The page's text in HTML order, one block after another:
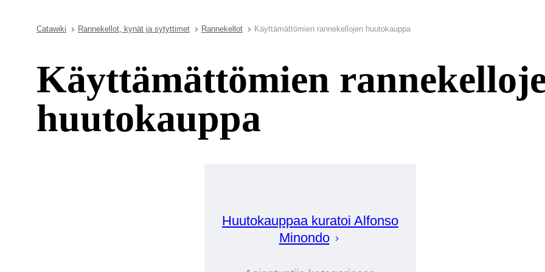
Catawiki Rannekellot, kynät ja sytyttimet Rannekellot Käyttämättömien rannekellojen huutokauppa
Käyttämättömien
huutokauppa
Huutokauppaa kuratoi Alfonso
Minondo